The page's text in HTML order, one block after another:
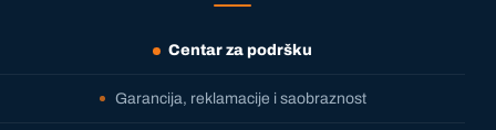
Centar za podršku
Garancija, reklamacije i saobraznost